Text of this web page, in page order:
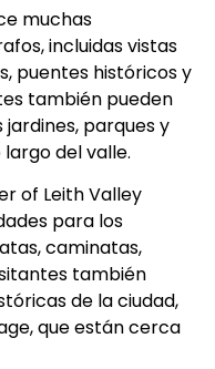
muchas
incluidas vistas
puentes históricos y
también pueden
parques y
del valle.
of Leith Valley
para los
caminatas,
también
de la ciudad,
que están cerca